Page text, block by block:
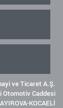
ve Ticaret A.Ş.
Otomotiv Caddesi
KOCAELİ